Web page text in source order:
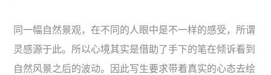
同一幅自然景观，在不同的人眼中是不一样的感受，所谓
灵感源于此。所以心境其实是借助了手下的笔在倾诉看到
自然风景之后的波动。因此写生要求带着真实的心态去绘